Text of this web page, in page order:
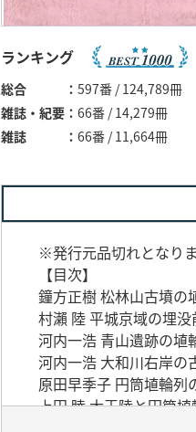
ランキング
総合
597番 / 124,789冊
雑誌・紀要
66番 / 14,279冊
雑誌
66番 / 11,664冊
※発行元品切れとなり
【目次】
鐘方正樹 松林山古墳の
村瀨 陸 平城京域の埋
河内一浩 青山遺跡の埴
河内一浩 大和川右岸の
原田早季子 円筒埴輪列
上田 睦 大王陵と円筒